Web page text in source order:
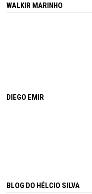
WALKIR MARINHO
DIEGO EMIR
BLOG DO HÉLCIO SILVA